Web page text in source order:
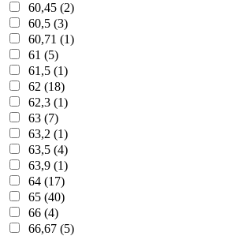
60,45 (2)
60,5 (3)
60,71 (1)
61 (5)
61,5 (1)
62 (18)
62,3 (1)
63 (7)
63,2 (1)
63,5 (4)
63,9 (1)
64 (17)
65 (40)
66 (4)
66,67 (5)